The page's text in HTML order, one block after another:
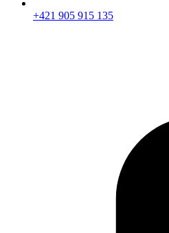
+421 905 915 135